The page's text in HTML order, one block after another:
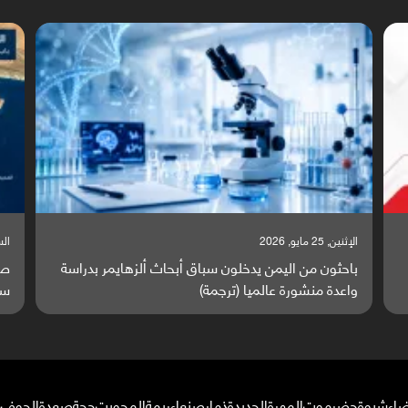
السبت, 23 مايو, 2026
صراع دولي يتصاعد قرب اليمن والبحر الأحمر يتحول إلى
ساحة مواجهة عالمية (ترجمة)